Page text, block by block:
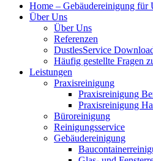
Home – Gebäudereinigung für
Über Uns
Über Uns
Referenzen
DustlesService
Häufig gestellte Fragen
Leistungen
Praxisreinigung
Praxisreinigung
Praxisreinigung
Büroreinigung
Reinigungsservice
Gebäudereinigung